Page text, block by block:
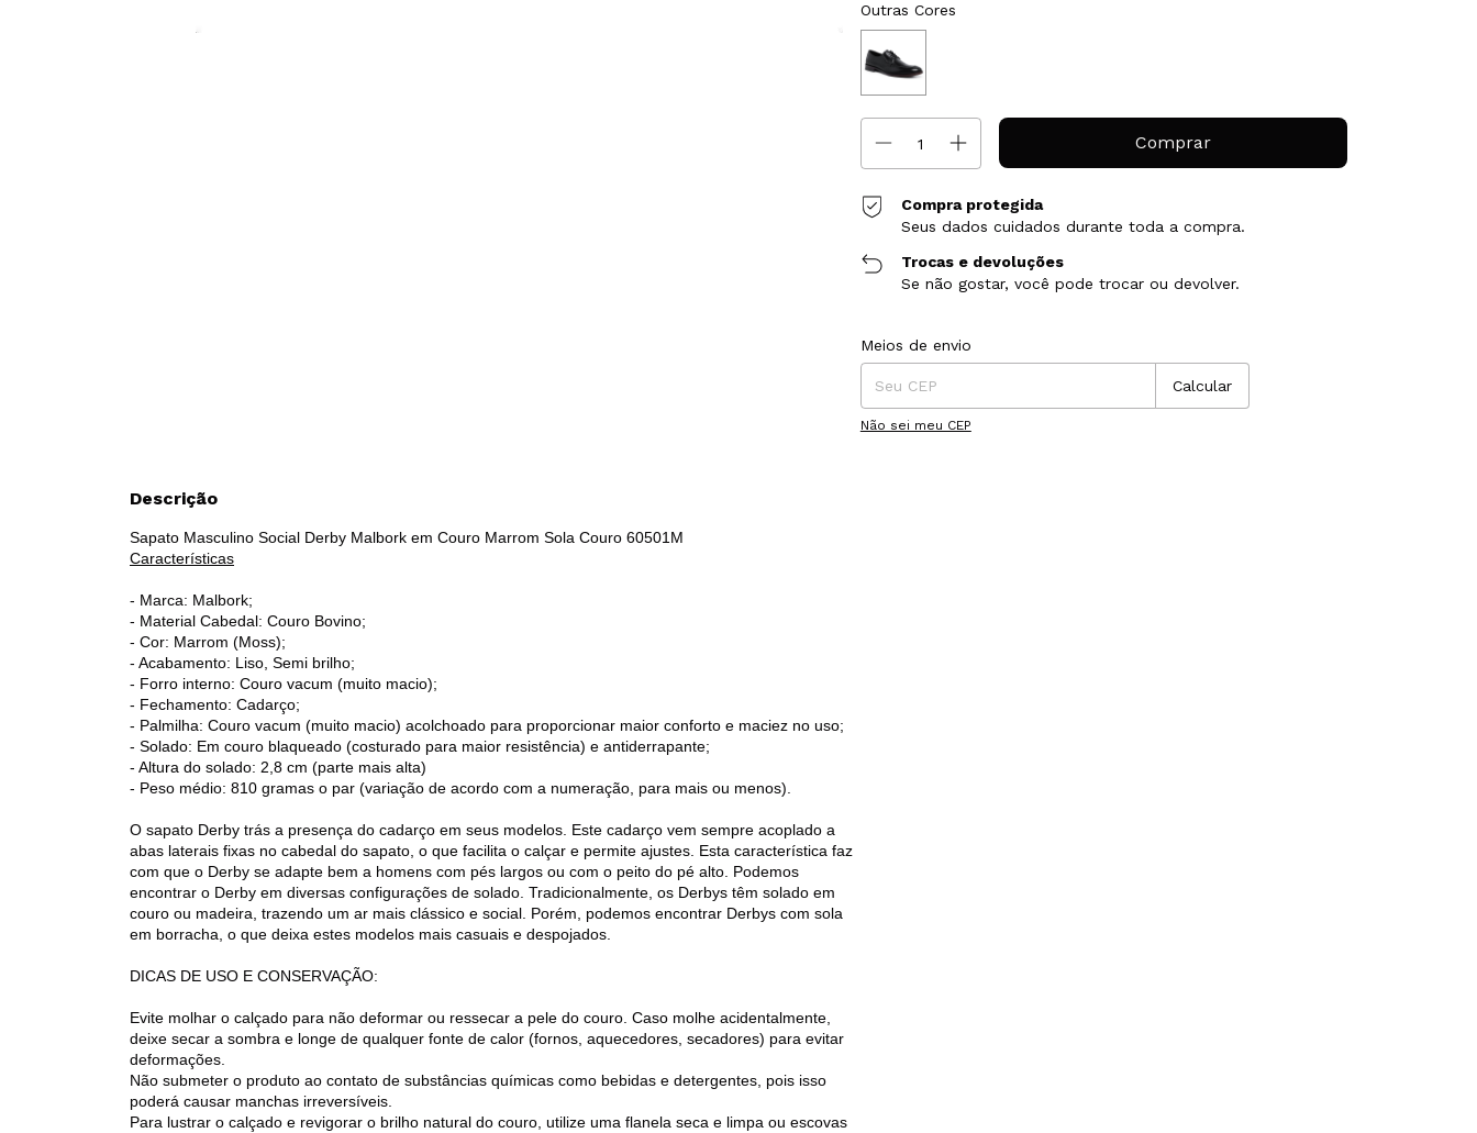
Outras Cores
Compra protegida
Seus dados cuidados durante toda a compra.
Trocas e devoluções
Se não gostar, você pode trocar ou devolver.
Entregas para o CEP:
Meios de envio
Calcular
Não sei meu CEP
Descrição
Sapato Masculino Social Derby Malbork em Couro Marrom Sola Couro 60501M
Características
- Marca: Malbork;
- Material Cabedal: Couro Bovino;
- Cor: Marrom (Moss);
- Acabamento: Liso, Semi brilho;
- Forro interno: Couro vacum (muito macio);
- Fechamento: Cadarço;
- Palmilha: Couro vacum (muito macio) acolchoado para proporcionar maior conforto e maciez no uso;
- Solado: Em couro blaqueado (costurado para maior resistência) e antiderrapante;
- Altura do solado: 2,8 cm (parte mais alta)
- Peso médio: 810 gramas o par (variação de acordo com a numeração, para mais ou menos).
O sapato Derby trás a presença do cadarço em seus modelos. Este cadarço vem sempre acoplado a
abas laterais fixas no cabedal do sapato, o que facilita o calçar e permite ajustes. Esta característica faz
com que o Derby se adapte bem a homens com pés largos ou com o peito do pé alto. Podemos
encontrar o Derby em diversas configurações de solado. Tradicionalmente, os Derbys têm solado em
couro ou madeira, trazendo um ar mais clássico e social. Porém, podemos encontrar Derbys com sola
em borracha, o que deixa estes modelos mais casuais e despojados.
DICAS DE USO E CONSERVAÇÃO:
Evite molhar o calçado para não deformar ou ressecar a pele do couro. Caso molhe acidentalmente,
deixe secar a sombra e longe de qualquer fonte de calor (fornos, aquecedores, secadores) para evitar
deformações.
Não submeter o produto ao contato de substâncias químicas como bebidas e detergentes, pois isso
poderá causar manchas irreversíveis.
Para lustrar o calçado e revigorar o brilho natural do couro, utilize uma flanela seca e limpa ou escovas